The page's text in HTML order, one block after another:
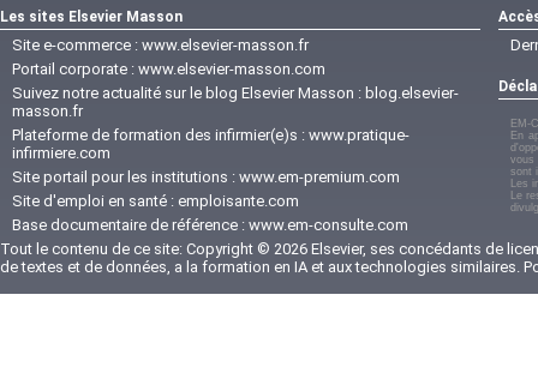
Les sites Elsevier Masson
Site e-commerce : www.elsevier-masson.fr
Portail corporate : www.elsevier-masson.com
Suivez notre actualité sur le blog Elsevier Masson : blog.elsevier-
masson.fr
Plateforme de formation des infirmier(e)s : www.pratique-
infirmiere.com
Site portail pour les institutions : www.em-premium.com
Site d'emploi en santé : emploisante.com
Base documentaire de référence : www.em-consulte.com
EM-
En
vous
sont
Les
Le
Tout le contenu de ce site: Copyright © 2026 Elsevier, ses concédants de
de textes et de données, a la formation en IA et aux technologies similaires.